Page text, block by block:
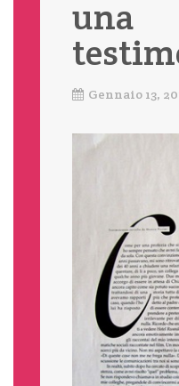
una
Gennaio 13,